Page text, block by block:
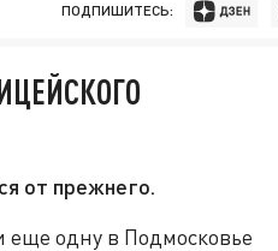
ПОДПИШИТЕСЬ:
от прежнего.
еще одну в Подмосковье